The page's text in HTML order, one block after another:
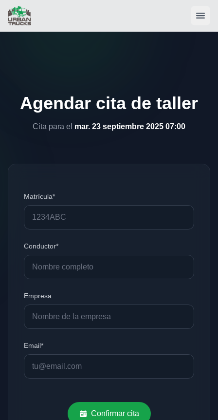
Agendar cita de taller
Cita para el mar. 23 septiembre 2025 07:00
Matrícula*
Conductor*
Empresa
Email*
Confirmar cita